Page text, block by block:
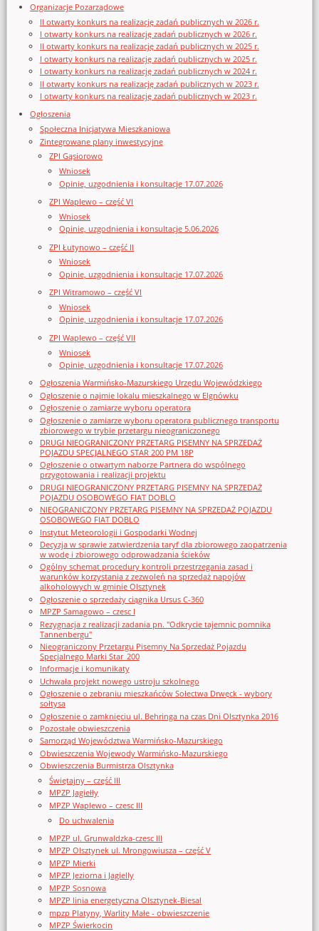
Organizacje Pozarządowe
II otwarty konkurs na realizację zadań publicznych w 2026 r.
I otwarty konkurs na realizację zadań publicznych w 2026 r.
II otwarty konkurs na realizację zadań publicznych w 2025 r.
I otwarty konkurs na realizację zadań publicznych w 2025 r.
I otwarty konkurs na realizację zadań publicznych w 2024 r.
II otwarty konkurs na realizację zadań publicznych w 2023 r.
I otwarty konkurs na realizację zadań publicznych w 2023 r.
Ogłoszenia
Społeczna Inicjatywa Mieszkaniowa
Zintegrowane plany inwestycyjne
ZPI Gąsiorowo
Wniosek
Opinie, uzgodnienia i konsultacje 17.07.2026
ZPI Waplewo – część VI
Wniosek
Opinie, uzgodnienia i konsultacje 5.06.2026
ZPI Łutynowo – część II
Wniosek
Opinie, uzgodnienia i konsultacje 17.07.2026
ZPI Witramowo – część VI
Wniosek
Opinie, uzgodnienia i konsultacje 17.07.2026
ZPI Waplewo – część VII
Wniosek
Opinie, uzgodnienia i konsultacje 17.07.2026
Ogłoszenia Warmińsko-Mazurskiego Urzędu Wojewódzkiego
Ogłoszenie o najmie lokalu mieszkalnego w Elgnówku
Ogłoszenie o zamiarze wyboru operatora
Ogłoszenie o zamiarze wyboru operatora publicznego transportu
zbiorowego w trybie przetargu nieograniczonego
DRUGI NIEOGRANICZONY PRZETARG PISEMNY NA SPRZEDAŻ
POJAZDU SPECJALNEGO STAR 200 PM 18P
Ogłoszenie o otwartym naborze Partnera do wspólnego
przygotowania i realizacji projektu
DRUGI NIEOGRANICZONY PRZETARG PISEMNY NA SPRZEDAŻ
POJAZDU OSOBOWEGO FIAT DOBLO
NIEOGRANICZONY PRZETARG PISEMNY NA SPRZEDAŻ POJAZDU
OSOBOWEGO FIAT DOBLO
Instytut Meteorologii i Gospodarki Wodnej
Decyzja w sprawie zatwierdzenia taryf dla zbiorowego zaopatrzenia
w wodę i zbiorowego odprowadzania ścieków
Ogólny schemat procedury kontroli przestrzegania zasad i
warunków korzystania z zezwoleń na sprzedaż napojów
alkoholowych w gminie Olsztynek
Ogłoszenie o sprzedaży ciągnika Ursus C-360
MPZP Samagowo – czesc I
Rezygnacja z realizacji zadania pn. "Odkrycie tajemnic pomnika
Tannenbergu"
Nieograniczony Przetargu Pisemny Na Sprzedaż Pojazdu
Specjalnego Marki Star_200
Informacje i komunikaty
Uchwała projekt nowego ustroju szkolnego
Ogłoszenie o zebraniu mieszkańców Sołectwa Drwęck - wybory
sołtysa
Ogłoszenie o zamknięciu ul. Behringa na czas Dni Olsztynka 2016
Pozostałe obwieszczenia
Samorząd Województwa Warmińsko-Mazurskiego
Obwieszczenia Wojewody Warmińsko-Mazurskiego
Obwieszczenia Burmistrza Olsztynka
Świętajny – część III
MPZP Jagiełły
MPZP Waplewo – czesc III
Do uchwalenia
MPZP ul. Grunwaldzka-czesc III
MPZP Olsztynek ul. Mrongowiusza – część V
MPZP Mierki
MPZP Jeziorna i Jagielly
MPZP Sosnowa
MPZP linia energetyczna Olsztynek-Biesal
mpzp Platyny, Warlity Małe - obwieszczenie
MPZP Świerkocin